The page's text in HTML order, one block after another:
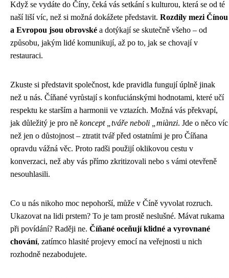
Když se vydáte do Číny, čeká vás setkání s kulturou, která se od té
naší liší víc, než si možná dokážete představit. Rozdíly mezi Čínou
a Evropou jsou obrovské a dotýkají se skutečně všeho – od
způsobu, jakým lidé komunikují, až po to, jak se chovají v
restauraci.
Zkuste si představit společnost, kde pravidla fungují úplně jinak
než u nás. Číňané vyrůstají s konfuciánskými hodnotami, které učí
respektu ke starším a harmonii ve vztazích. Možná vás překvapí,
jak důležitý je pro ně koncept „tváře neboli „miànzi. Jde o něco víc
než jen o důstojnost – ztratit tvář před ostatními je pro Číňana
opravdu vážná věc. Proto radši použijí oklikovou cestu v
konverzaci, než aby vás přímo zkritizovali nebo s vámi otevřeně
nesouhlasili.
Co u nás nikoho moc nepohorší, může v Číně vyvolat rozruch.
Ukazovat na lidi prstem? To je tam prostě neslušné. Mávat rukama
při povídání? Raději ne. Číňané oceňují klidné a vyrovnané
chování, zatímco hlasité projevy emocí na veřejnosti u nich
rozhodně nezabodujete.